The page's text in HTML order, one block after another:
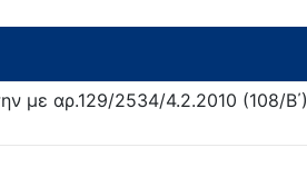
με αρ.129/2534/4.2.2010 (108/Β΄)